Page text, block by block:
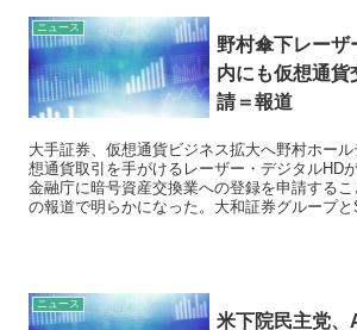
ニュース
野村傘下レーザ
内にも仮想通貨
請＝報道
大手証券、仮想通貨ビジネス拡大へ野村ホー
想通貨取引を手がけるレーザー・デジタルHD
金融庁に暗号資産交換業への登録を申請する
の報道で明らかになった。大和証券グループと
ニュース
米下院民主党、